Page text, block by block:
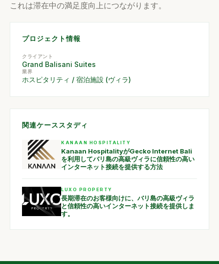
これは滞在中の満足度向上につながります。
プロジェクト情報
クライアント
Grand Balisani Suites
業界
ホスピタリティ / 宿泊施設 (ヴィラ)
関連ケーススタディ
KANAAN HOSPITALITY
Kanaan HospitalityがGecko Internet Bali
を利用してバリ島の高級ヴィラに信頼性の高い
インターネット接続を提供する方法
LUXO PROPERTY
長期滞在のお客様向けに、バリ島の高級ヴィラ
と信頼性の高いインターネット接続を提供しま
す。